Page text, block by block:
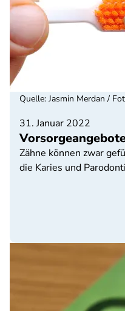
31. Januar 2022
Zähne können zwar
die Karies und
Quelle: Jasmin Merdan /